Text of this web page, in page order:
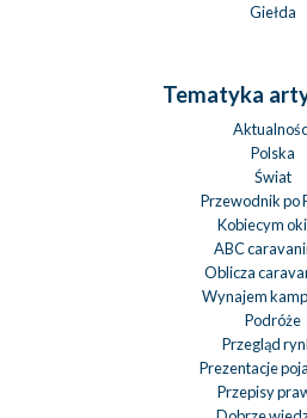
Giełda
Tematyka
Polska
Świat
Przewodnik po
Kobiecym
ABC
Oblicza
Wynajem
Podróże
Przegląd
Prezentacje
Przepisy